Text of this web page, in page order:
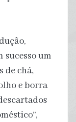
sucesso um
de chá,
e borra